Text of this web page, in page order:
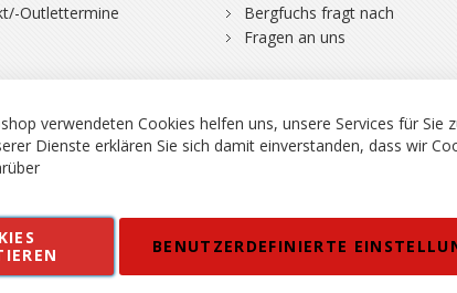
Outlettermine
Bergfuchs fragt nach
Fragen an uns
AGB Datenschutz
in EUR, Angebot solange Vorrat reicht. Fehler, Irrtümer und
verwendeten Cookies helfen uns, unsere Services für Sie
Dienste erklären Sie sich damit einverstanden, dass wir
BENUTZERDEFINIERTE